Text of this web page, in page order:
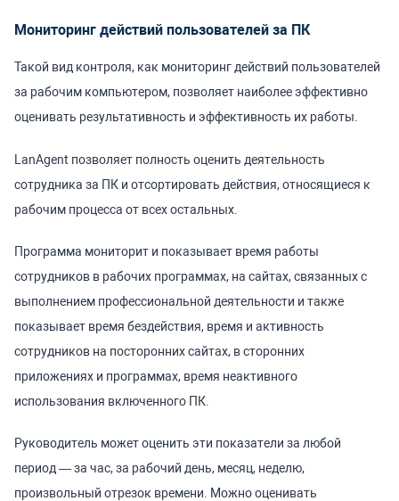
Мониторинг действий пользователей за ПК
Такой вид контроля, как мониторинг действий пользователей
за рабочим компьютером, позволяет наиболее эффективно
оценивать результативность и эффективность их работы.
LanAgent позволяет полность оценить деятельность
сотрудника за ПК и отсортировать действия, относящиеся к
рабочим процесса от всех остальных.
Программа мониторит и показывает время работы
сотрудников в рабочих программах, на сайтах, связанных с
выполнением профессиональной деятельности и также
показывает время бездействия, время и активность
сотрудников на посторонних сайтах, в сторонних
приложениях и программах, время неактивного
использования включенного ПК.
Руководитель может оценить эти показатели за любой
период — за час, за рабочий день, месяц, неделю,
произвольный отрезок времени. Можно оценивать